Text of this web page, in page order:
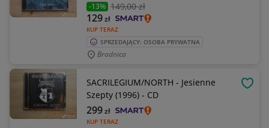
-13% 149,00 zł
KUP TERAZ
129zł
SPRZEDAJĄCY: OSOBA PRYWATNA
Brodnica
SACRILEGIUM/NORTH - Jesienne
Szepty (1996) - CD
KUP TERAZ
299zł